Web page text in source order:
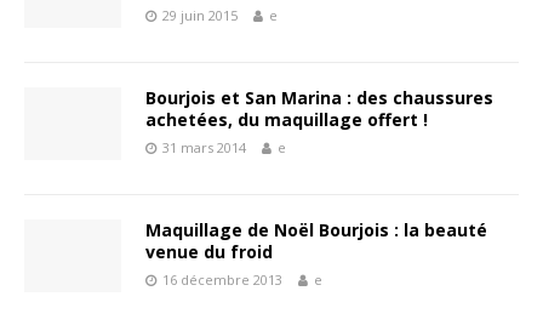
29 juin 2015 e
Bourjois et San Marina : des chaussures
achetées, du maquillage offert !
31 mars 2014 e
Maquillage de Noël Bourjois : la beauté
venue du froid
16 décembre 2013 e